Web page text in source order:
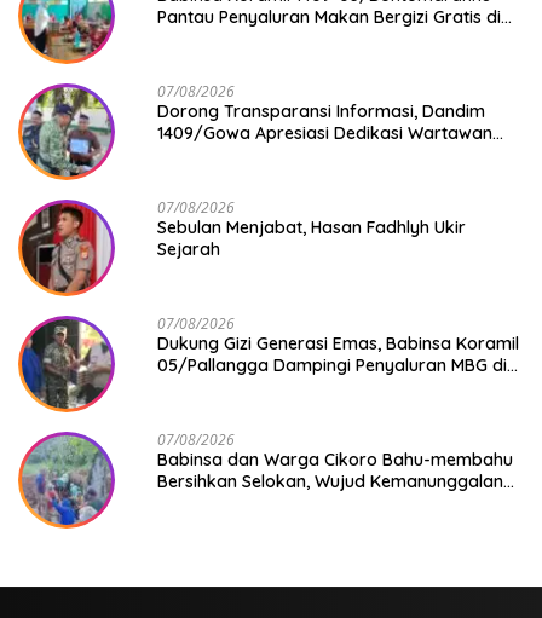
Pantau Penyaluran Makan Bergizi Gratis di
07/08/2026
Dorong Transparansi Informasi, Dandim
1409/Gowa Apresiasi Dedikasi Wartawan
07/08/2026
Sebulan Menjabat, Hasan Fadhlyh Ukir
Sejarah
07/08/2026
Dukung Gizi Generasi Emas, Babinsa Koramil
05/Pallangga Dampingi Penyaluran MBG di
07/08/2026
Babinsa dan Warga Cikoro Bahu-membahu
Bersihkan Selokan, Wujud Kemanunggalan